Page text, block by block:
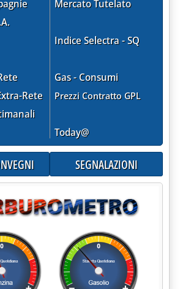
Rete
Mercato Tutelato
Indice Selectra - SQ
Gas - Consumi
Prezzi Contratto GPL
Today@
SEGNALAZIONI